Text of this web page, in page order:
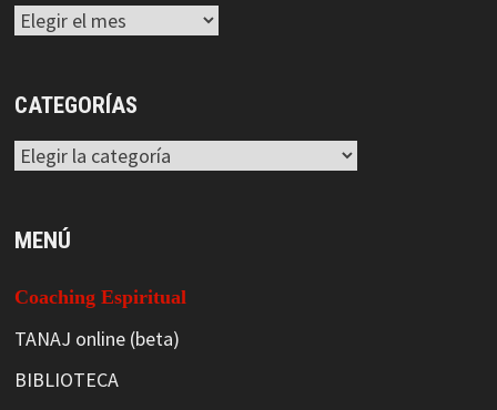
Archivos
CATEGORÍAS
Categorías
MENÚ
Coaching Espiritual
TANAJ online (beta)
BIBLIOTECA